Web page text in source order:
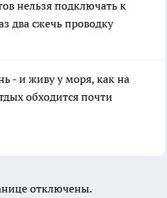
нельзя подключать к
два сжечь проводку
- и живу у моря, как на
обходится почти
отключены.